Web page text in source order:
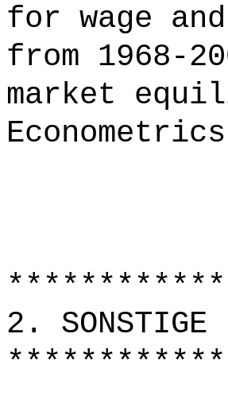
for wage
from 1968-
market
2. SONSTIGE